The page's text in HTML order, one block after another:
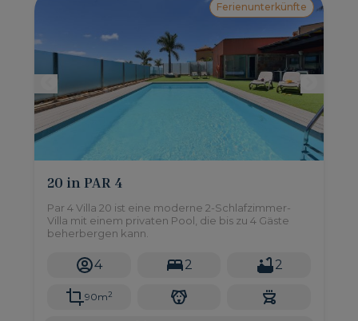
Ferienunterkünfte
20 in PAR 4
Par 4 Villa 20 ist eine moderne 2-Schlafzimmer-
Villa mit einem privaten Pool, die bis zu 4 Gäste
beherbergen kann.
4 2 2
90m2